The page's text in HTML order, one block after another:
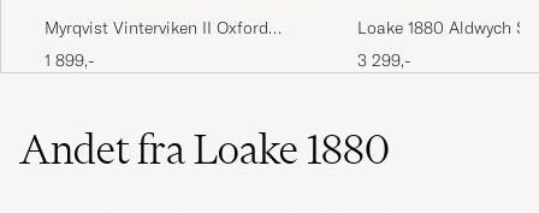
Myrqvist Vinterviken II Oxford
Black Calf
1 899,-
Loake 1880 Aldwych
Black Calf
3 299,-
Andet fra Loake 1880